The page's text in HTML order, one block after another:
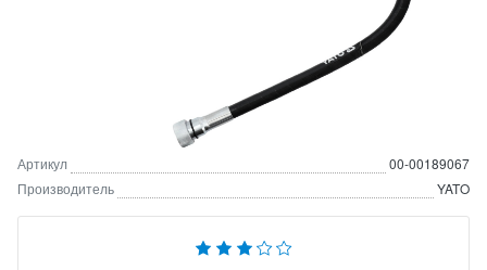
Артикул
00-00189067
Производитель
YATO